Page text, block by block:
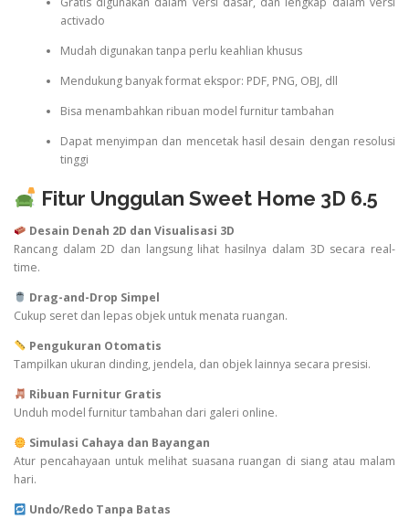
activado
Mudah digunakan tanpa perlu keahlian khusus
Mendukung banyak format ekspor: PDF, PNG, OBJ, dll
Bisa menambahkan ribuan model furnitur tambahan
Dapat menyimpan dan mencetak hasil desain dengan resolusi
tinggi
Fitur Unggulan Sweet Home 3D 6.5
Desain Denah 2D dan Visualisasi 3D
Rancang dalam 2D dan langsung lihat hasilnya dalam 3D secara real-
time.
Drag-and-Drop Simpel
Cukup seret dan lepas objek untuk menata ruangan.
Pengukuran Otomatis
Tampilkan ukuran dinding, jendela, dan objek lainnya secara presisi.
Ribuan Furnitur Gratis
Unduh model furnitur tambahan dari galeri online.
Simulasi Cahaya dan Bayangan
Atur pencahayaan untuk melihat suasana ruangan di siang atau malam
hari.
Undo/Redo Tanpa Batas